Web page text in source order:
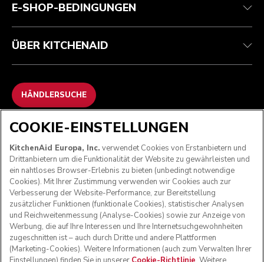
E-SHOP-BEDINGUNGEN
ÜBER KITCHENAID
HÄNDLERSUCHE
WIR AKZEPTIEREN
FOLGEN SIE UNS
COOKIE-EINSTELLUNGEN
KitchenAid Europa, Inc. verwendet Cookies von Erstanbietern und
Drittanbietern um die Funktionalität der Website zu gewährleisten und
ein nahtloses Browser-Erlebnis zu bieten (unbedingt notwendige
Cookies). Mit Ihrer Zustimmung verwenden wir Cookies auch zur
Verbesserung der Website-Performance, zur Bereitstellung
zusätzlicher Funktionen (funktionale Cookies), statistischer Analysen
und Reichweitenmessung (Analyse-Cookies) sowie zur Anzeige von
Werbung, die auf Ihre Interessen und Ihre Internetsuchgewohnheiten
zugeschnitten ist – auch durch Dritte und andere Plattformen
(Marketing-Cookies). Weitere Informationen (auch zum Verwalten Ihrer